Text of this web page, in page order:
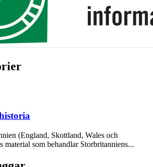
(England, Skottland, Wales och
som behandlar Storbritanniens...